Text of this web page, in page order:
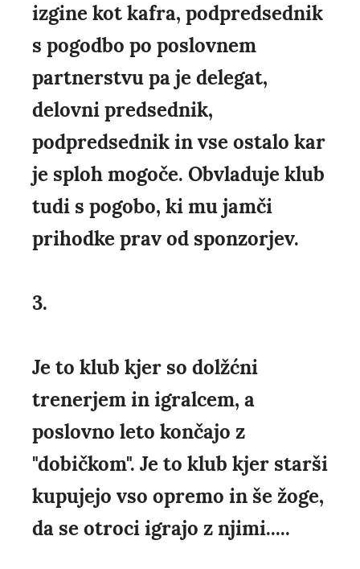
izgine kot kafra, podpredsednik
s pogodbo po poslovnem
partnerstvu pa je delegat,
delovni predsednik,
podpredsednik in vse ostalo kar
je sploh mogoče. Obvladuje klub
tudi s pogobo, ki mu jamči
prihodke prav od sponzorjev.
3.
Je to klub kjer so dolžćni
trenerjem in igralcem, a
poslovno leto končajo z
"dobičkom". Je to klub kjer starši
kupujejo vso opremo in še žoge,
da se otroci igrajo z njimi.....